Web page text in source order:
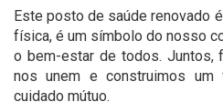
Este posto de saúde renovado
física, é um símbolo do nosso
o bem-estar de todos. Juntos,
nos unem e construimos um
cuidado mútuo.